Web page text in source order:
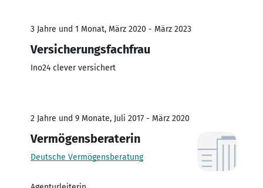
3 Jahre und 1 Monat, März 2020 - März 2023
Versicherungsfachfrau
Ino24 clever versichert
2 Jahre und 9 Monate, Juli 2017 - März 2020
Vermögensberaterin
Deutsche Vermögensberatung